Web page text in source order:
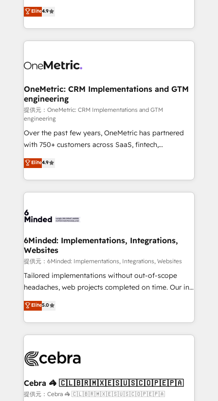
creativity to achieve measurable results. Founded in
Barcelona and operating across Spain, LATAM, and
the UK, we support global companies in building
smarter marketing, sales, and customer success
Iberia (Spain & Portugal), we combine human insight
growth. Our multidisciplinary team designs solutions
that simplify complexity, boost performance, and
turn innovation into real impact. 🌍 Highlights •
HubSpot Partner since 2012 • 2022 EMEA Impact
Award: Best Integration • 150+ successful HubSpot
projects • Clients in 30+ industries • Proprietary
technology for integrations • Multilingual team:
English, Spanish, Portuguese & Italian 👉 Grow
smarter with AI and HubSpot.
Elite4.9
OneMetric: CRM Implementations and GTM
engineering
提供元：OneMetric: CRM Implementations and GTM
engineering
Over the past few years, OneMetric has partnered
with 750+ customers across SaaS, fintech,
healthcare, real estate, and other industries. With
150+ HubSpot-certified experts, we deliver scalable
solutions to complex GTM and RevOps challenges.
Our Expertise 🔹 Onboarding & Implementation:
tailored to your GTM motion. 🔹 Migrations:
from other CRMs to HubSpot without data loss or
downtime. 🔹 RevOps Strategy: Align teams,
processes, and data to drive revenue efficiency. 🔹
Integrations: Connect HubSpot with your tech stack
for better adoption. 🔹 Custom Solutions: Build
SOC 2 Type II and ISO 27001 certified, reinforcing
our commitment to data security and compliance. At
Elite4.9
6Minded: Implementations, Integrations,
Websites
提供元：6Minded: Implementations, Integrations, Websites
Tailored implementations without out-of-scope
headaches, web projects completed on time. Our in-
house team of certified CRM architects, experts,
developers, designers, and marketers handles all
aspects of your HubSpot. ✨ 400+ global clients ✨
100+ seamless migrations from 15+ different CRMs
implementations, and 5,000+ pages ✨ CS: Clients
CS: 245% organic growth & +751% new visitors for a
full-funnel HubSpot project ✨ CS: 415% conversion
Elite5.0
Cebra 🦓 🇨🇱🇧🇷🇲🇽🇪🇸🇺🇸🇨🇴🇵🇪🇵🇦
提供元：Cebra 🦓 🇨🇱🇧🇷🇲🇽🇪🇸🇺🇸🇨🇴🇵🇪🇵🇦